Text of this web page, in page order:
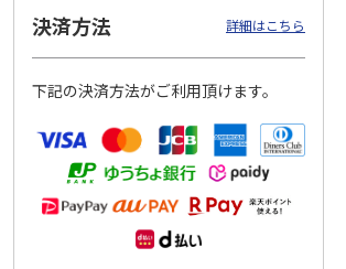
Ｋ
小川の稲庭うどん詰
合せ Ａ
3,500円
＜お中元＞氷見うど
ん細麺
3,950円
(送料・税込)
決済方法 詳細はこちら
下記の決済方法がご利用頂けます。